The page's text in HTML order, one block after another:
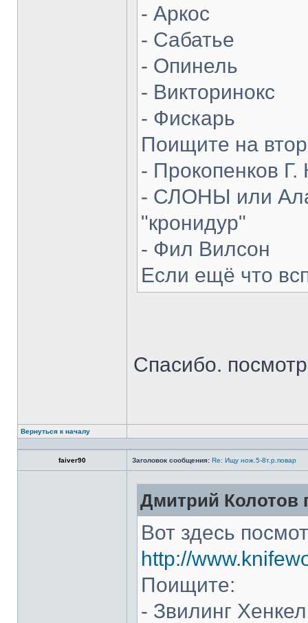
- Аркос
- Сабатье
- Опинель
- Викторинокс
- Фискарь
Поищите на
- Прокопенков Г.
- СЛОНЫ или
"кронидур"
- Фил Вилсон
Если ещё что
Спасибо.
Вернуться к началу
faiver90 Заголовок сообщения: Re: Ищу нож.5-8т.р.повар
Дмитрий Колотов
Вот здесь
http://
Поищите:
- Звилинг